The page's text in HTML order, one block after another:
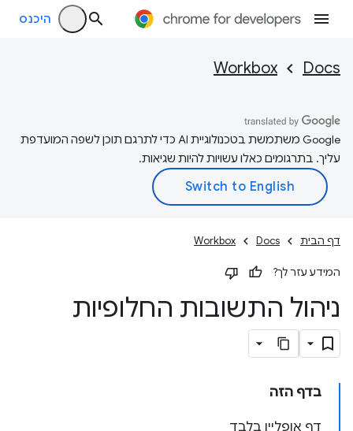
היכנס
Docs
Workbox
‫Google משתמשת בטכנולוגיית AI כדי לתרגם תוכן לשפה המועדפת
עליך. בתרגומים כאלו עשויות להיות שגיאות.
דף הבית Docs
Workbox
המידע עזר לך?
ניהול התשובות החלופיות
בדף הזה
דף אופליין בלבד